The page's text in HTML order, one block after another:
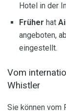
Hotel in der
Früher hat
angeboten,
eingestellt.
Vom
Whistler
Sie können vom